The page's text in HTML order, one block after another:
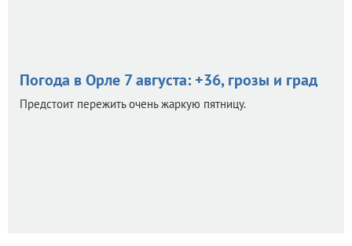
Погода в Орле 7 августа: +36, грозы и град
Предстоит пережить очень жаркую пятницу.